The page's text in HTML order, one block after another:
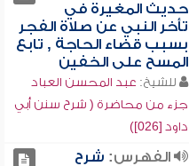
حديث المغيرة في
تأخر النبي عن صلاة الفجر
بسبب قضاء الحاجة , تابع
المسح على الخفين
للشيخ: عبد المحسن العباد
جزء من محاضرة ( شرح سنن أبي
داود [026])
الفهرس: شرح